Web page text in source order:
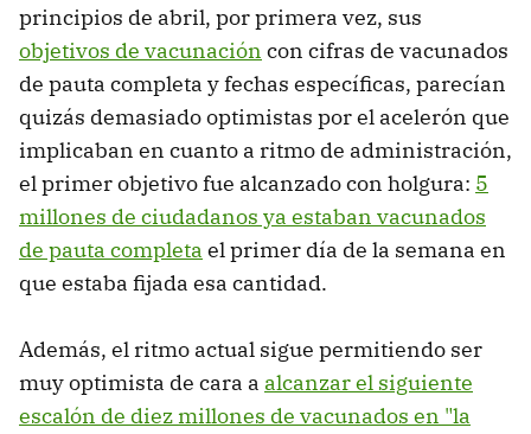
principios de abril, por primera vez, sus
objetivos de vacunación con cifras de vacunados
de pauta completa y fechas específicas, parecían
quizás demasiado optimistas por el acelerón que
implicaban en cuanto a ritmo de administración,
el primer objetivo fue alcanzado con holgura: 5
millones de ciudadanos ya estaban vacunados
de pauta completa el primer día de la semana en
que estaba fijada esa cantidad.
Además, el ritmo actual sigue permitiendo ser
muy optimista de cara a alcanzar el siguiente
escalón de diez millones de vacunados en "la